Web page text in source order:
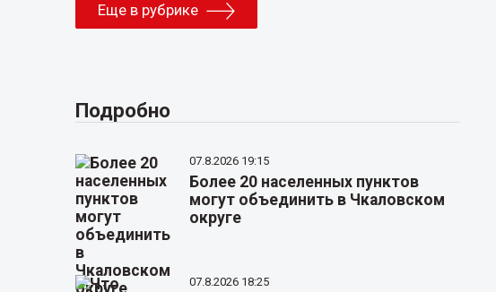
Еще в рубрике
Подробно
07.8.2026 19:15
Более 20 населенных пунктов
могут объединить в Чкаловском
округе
07.8.2026 18:25